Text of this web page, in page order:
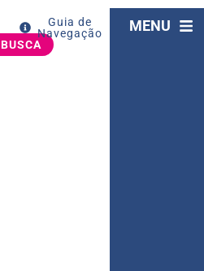
BUSCA
Guia de
Navegação
MENU